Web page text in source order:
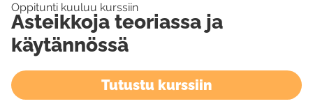
Oppitunti kuuluu kurssiin
Asteikkoja teoriassa ja
käytännössä
Tutustu kurssiin